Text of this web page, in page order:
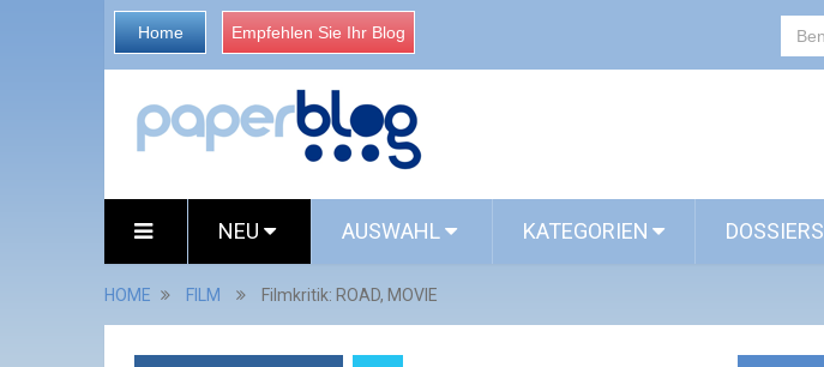
Home Empfehlen Sie Ihr Blog
NEU AUSWAHL KATEGORIEN DOSSIERS
HOME FILM Filmkritik: ROAD, MOVIE